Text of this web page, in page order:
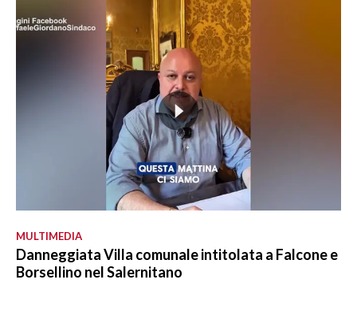
MULTIMEDIA
Danneggiata Villa comunale intitolata a Falcone e
Borsellino nel Salernitano